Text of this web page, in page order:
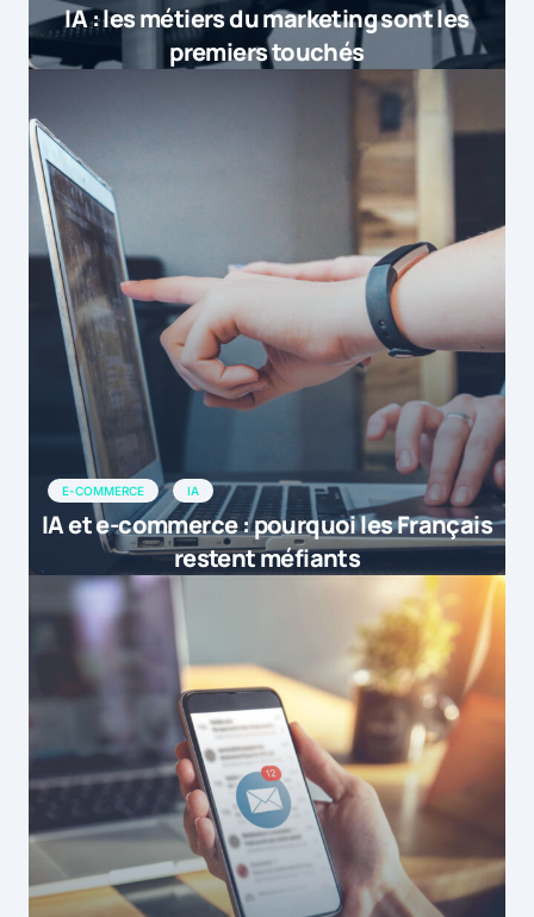
IA : les métiers du marketing sont les
premiers touchés
E-COMMERCE IA
IA et e-commerce : pourquoi les Français
restent méfiants